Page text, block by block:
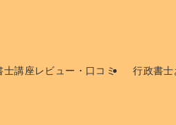
士講座レビュー・口コミ 行政書